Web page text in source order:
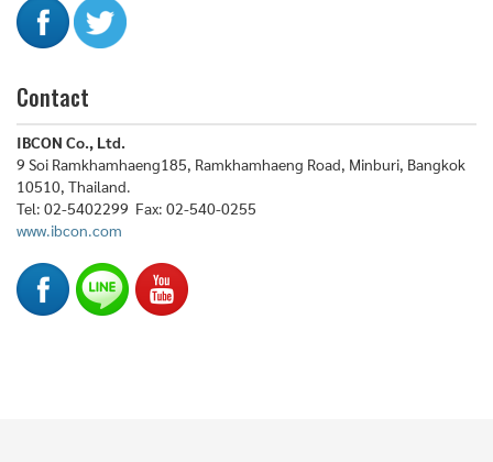
Contact
IBCON Co., Ltd.
9 Soi Ramkhamhaeng185, Ramkhamhaeng Road, Minburi, Bangkok
10510, Thailand.
Tel: 02-5402299 Fax: 02-540-0255
www.ibcon.com